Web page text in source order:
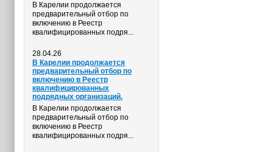
В Карелии продолжается
предварительный отбор по
включению в Реестр
квалифицированных подря...
28.04.26
В Карелии продолжается
предварительный отбор по
включению в Реестр
квалифицированных
подрядных организаций.
В Карелии продолжается
предварительный отбор по
включению в Реестр
квалифицированных подря...